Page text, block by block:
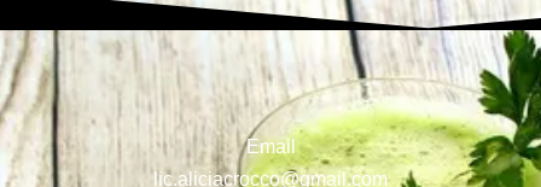
Email
lic.aliciacrocco@gmail.com